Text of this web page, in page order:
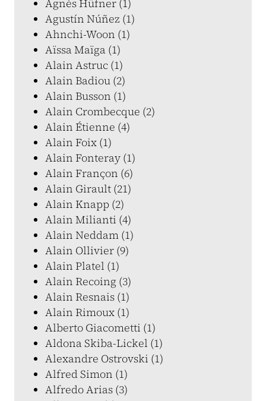
Agnès Hüfner (1)
Agustín Núñez (1)
Ahnchi-Woon (1)
Aïssa Maïga (1)
Alain Astruc (1)
Alain Badiou (2)
Alain Busson (1)
Alain Crombecque (2)
Alain Étienne (4)
Alain Foix (1)
Alain Fonteray (1)
Alain Françon (6)
Alain Girault (21)
Alain Knapp (2)
Alain Milianti (4)
Alain Neddam (1)
Alain Ollivier (9)
Alain Platel (1)
Alain Recoing (3)
Alain Resnais (1)
Alain Rimoux (1)
Alberto Giacometti (1)
Aldona Skiba-Lickel (1)
Alexandre Ostrovski (1)
Alfred Simon (1)
Alfredo Arias (3)